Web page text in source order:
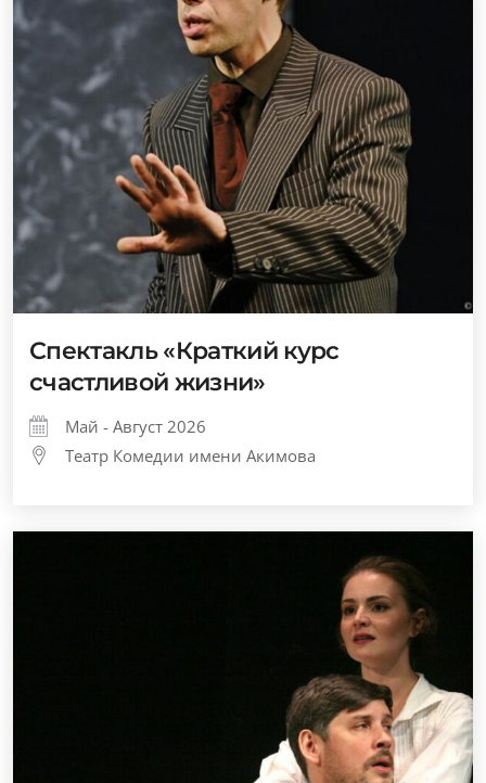
Спектакль «Краткий курс
счастливой жизни»
Май - Август 2026
Театр Комедии имени Акимова